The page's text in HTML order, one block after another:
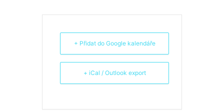
+ Přidat do Google kalendáře
+ iCal / Outlook export